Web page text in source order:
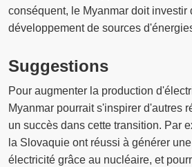
conséquent, le Myanmar doit investir
développement de sources
Suggestions
Pour augmenter la production
Myanmar pourrait s'inspirer d'autres
un succès dans cette transition. Par
la Slovaquie ont réussi à générer
électricité grâce au nucléaire, et